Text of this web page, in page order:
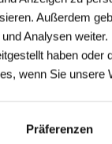
Außerdem
Analysen
haben
wenn Sie unsere
Präferenzen
zwei